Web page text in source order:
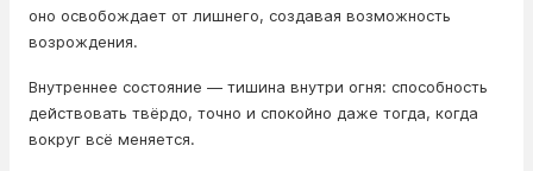
оно освобождает от лишнего, создавая возможность
возрождения.
Внутреннее состояние — тишина внутри огня: способность
действовать твёрдо, точно и спокойно даже тогда, когда
вокруг всё меняется.